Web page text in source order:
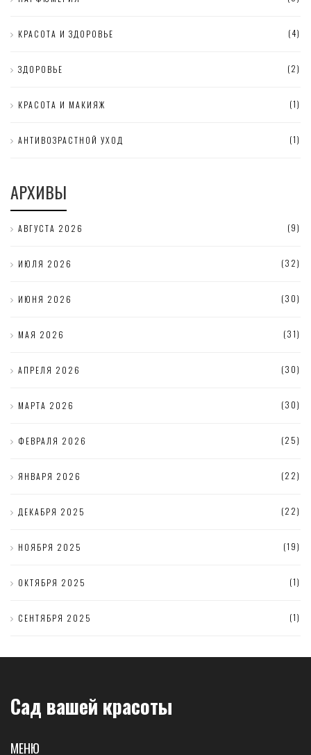
КРАСОТА И ЗДОРОВЬЕ (4)
ЗДОРОВЬЕ (2)
КРАСОТА И МАКИЯЖ (1)
АНТИВОЗРАСТНОЙ УХОД (1)
АРХИВЫ
АВГУСТА 2026 (9)
ИЮЛЯ 2026 (32)
ИЮНЯ 2026 (30)
МАЯ 2026 (31)
АПРЕЛЯ 2026 (30)
МАРТА 2026 (30)
ФЕВРАЛЯ 2026 (25)
ЯНВАРЯ 2026 (22)
ДЕКАБРЯ 2025 (22)
НОЯБРЯ 2025 (19)
ОКТЯБРЯ 2025 (1)
СЕНТЯБРЯ 2025 (1)
Сад вашей красоты
МЕНЮ